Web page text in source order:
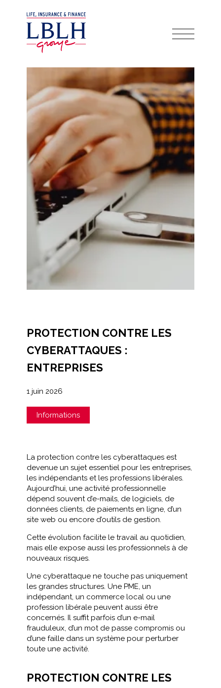
PROTECTION CONTRE LES
CYBERATTAQUES :
ENTREPRISES
1 juin 2026
Informations
La protection contre les cyberattaques est
devenue un sujet essentiel pour les entreprises,
les indépendants et les professions libérales.
Aujourd’hui, une activité professionnelle
dépend souvent d’e-mails, de logiciels, de
données clients, de paiements en ligne, d’un
site web ou encore d’outils de gestion.
Cette évolution facilite le travail au quotidien,
mais elle expose aussi les professionnels à de
nouveaux risques.
Une cyberattaque ne touche pas uniquement
les grandes structures. Une PME, un
indépendant, un commerce local ou une
profession libérale peuvent aussi être
concernés. Il suffit parfois d’un e-mail
frauduleux, d’un mot de passe compromis ou
d’une faille dans un système pour perturber
toute une activité.
PROTECTION CONTRE LES